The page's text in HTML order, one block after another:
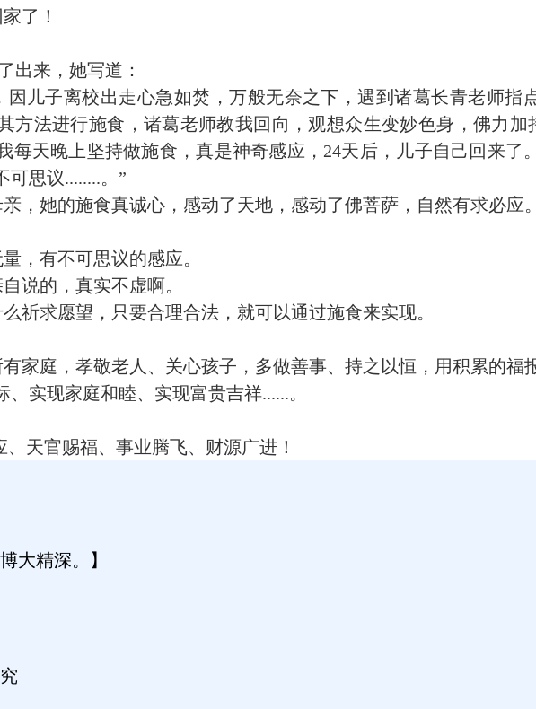
了！
出来，她写道：
因儿子离校出走心急如焚，万般无奈之下，遇到诸葛长青老师指
方法进行施食，诸葛老师教我回向，观想众生变妙色身，佛力加
每天晚上坚持做施食，真是神奇感应，24天后，儿子自己回来了
可思议........。”
，她的施食真诚心，感动了天地，感动了佛菩萨，自然有求必应。
，有不可思议的感应。
说的，真实不虚啊。
祈求愿望，只要合理合法，就可以通过施食来实现。
家庭，孝敬老人、关心孩子，多做善事、持之以恒，用积累的福
实现家庭和睦、实现富贵吉祥......。
天官赐福、事业腾飞、财源广进！
大精深。】